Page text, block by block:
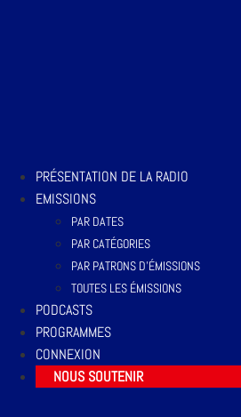
PRÉSENTATION DE LA RADIO
EMISSIONS
PAR DATES
PAR CATÉGORIES
PAR PATRONS D’ÉMISSIONS
TOUTES LES ÉMISSIONS
PODCASTS
PROGRAMMES
CONNEXION
NOUS SOUTENIR